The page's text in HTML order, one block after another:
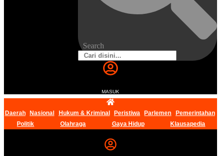
Search
MASUK
Daerah Nasional Hukum & Kriminal Peristiwa Parlemen
Pemerintahan
Politik
Olahraga Gaya Hidup Klausapedia